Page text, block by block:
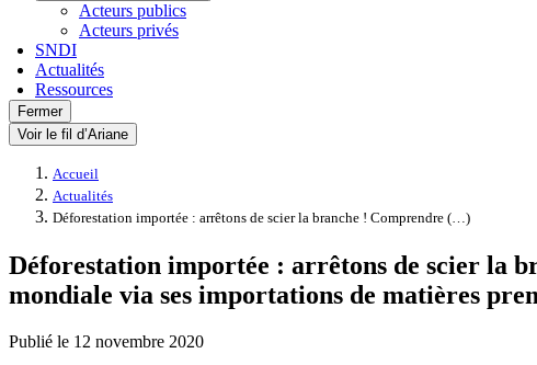
Acteurs publics
Acteurs privés
SNDI
Actualités
Ressources
Fermer
Voir le fil d’Ariane
Accueil
Actualités
Déforestation importée : arrêtons de scier la branche ! Comprendre (…)
Déforestation importée : arrêtons de scier la
mondiale via ses importations de matières
Publié le 12 novembre 2020